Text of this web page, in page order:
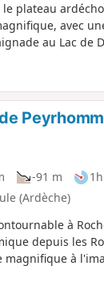
plateau
avec
au Lac de
midi.
-91 m
(Ardèche)
à
depuis les
magnifique à